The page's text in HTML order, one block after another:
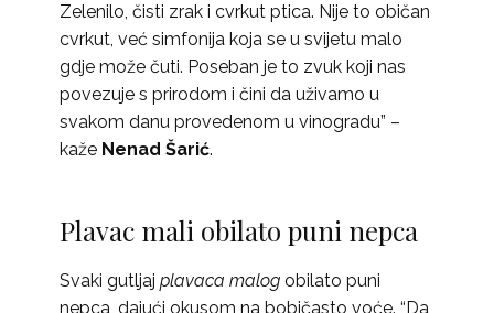
Zelenilo, čisti zrak i cvrkut ptica. Nije to običan
cvrkut, već simfonija koja se u svijetu malo
gdje može čuti. Poseban je to zvuk koji nas
povezuje s prirodom i čini da uživamo u
svakom danu provedenom u vinogradu” –
kaže Nenad Šarić.
Plavac mali obilato puni nepca
Svaki gutljaj plavaca malog obilato puni
nepca, dajući okusom na bobičasto voće. “Da,